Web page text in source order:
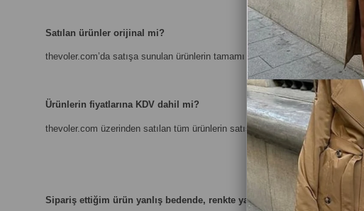
Satılan ürünler orijinal mi?
thevoler.com’da satışa sunulan ürünlerin tamamı orijinaldir.
Ürünlerin fiyatlarına KDV dahil mi?
thevoler.com üzerinden satılan tüm ürünlerin satış fiyatlarına KDV dahildir.
Sipariş ettiğim ürün yanlış bedende, renkte ya da modelde gelirse ne